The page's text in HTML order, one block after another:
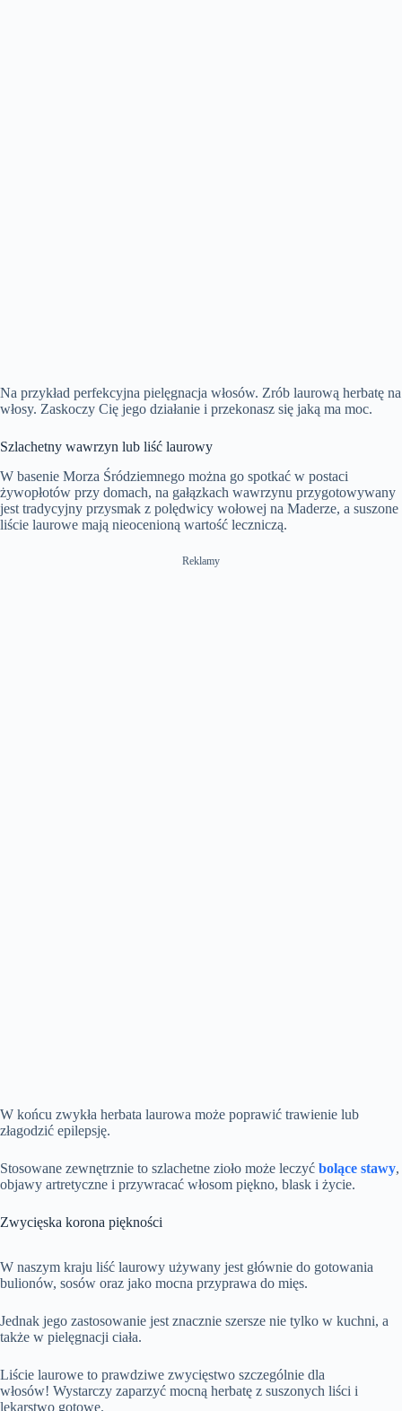
Na przykład perfekcyjna pielęgnacja włosów. Zrób laurową herbatę na
włosy. Zaskoczy Cię jego działanie i przekonasz się jaką ma moc.
Szlachetny wawrzyn lub liść laurowy
W basenie Morza Śródziemnego można go spotkać w postaci
żywopłotów przy domach, na gałązkach wawrzynu przygotowywany
jest tradycyjny przysmak z polędwicy wołowej na Maderze, a suszone
liście laurowe mają nieocenioną wartość leczniczą.
Reklamy
W końcu zwykła herbata laurowa może poprawić trawienie lub
złagodzić epilepsję.
Stosowane zewnętrznie to szlachetne zioło może leczyć bolące stawy,
objawy artretyczne i przywracać włosom piękno, blask i życie.
Zwycięska korona piękności
W naszym kraju liść laurowy używany jest głównie do gotowania
bulionów, sosów oraz jako mocna przyprawa do mięs.
Jednak jego zastosowanie jest znacznie szersze nie tylko w kuchni, a
także w pielęgnacji ciała.
Liście laurowe to prawdziwe zwycięstwo szczególnie dla
włosów! Wystarczy zaparzyć mocną herbatę z suszonych liści i
lekarstwo gotowe.